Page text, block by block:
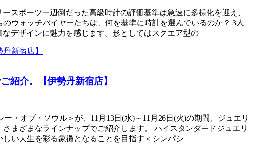
スポーツ一辺倒だった高級時計の評価基準は急速に多様化を迎え、
ウォッチバイヤーたちは、何を基準に時計を選んでいるのか？ 3人
デザインに魅力を感じます。形としてはスクエア型の
紹介。【伊勢丹新宿店】
・オブ・ソウル＞が、11月13日(水)～11月26日(火)の期間、ジュエリ
まざまなラインナップでご紹介します。 ハイスタンダードジュエリ
い人生を彩る象徴となることを目指す＜シンパシ